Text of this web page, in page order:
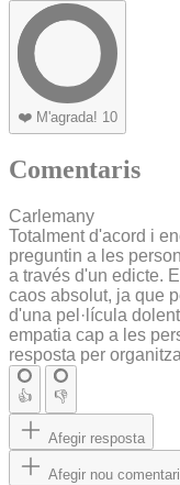
❤️ M'agrada! 10
Comentaris
Carlemany
Totalment d'acord i
preguntin a les
a través d'un edicte.
caos absolut, ja que
d'una pel·lícula
empatia cap a les
resposta per
👍 👎
Afegir resposta
Afegir nou comentari